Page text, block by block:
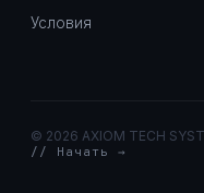
Условия
© 2026 AXIOM TECH
// Начать →